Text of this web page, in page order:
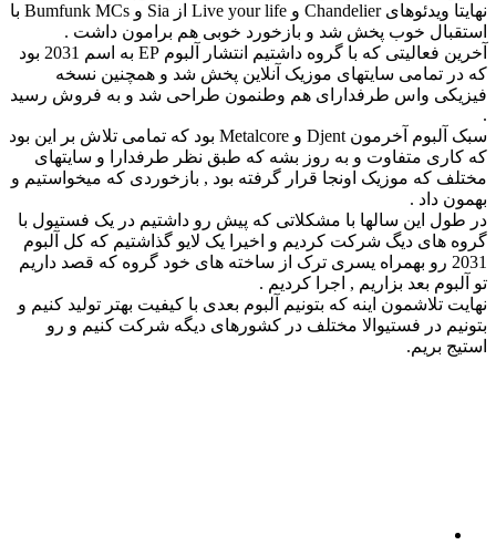
نهایتا ویدئوهای Chandelier و Live your life از Sia و Bumfunk MCs با
استقبال خوب پخش شد و بازخورد خوبی هم برامون داشت .
آخرین فعالیتی که با گروه داشتیم انتشار آلبوم EP به اسم 2031 بود
که در تمامی سایتهای موزیک آنلاین پخش شد و همچنین نسخه
فیزیکی واس طرفدارای هم وطنمون طراحی شد و به فروش رسید
.
سبک آلبوم آخرمون Djent و Metalcore بود که تمامی تلاش بر این بود
که کاری متفاوت و به روز بشه که طبق نظر طرفدارا و سایتهای
مختلف که موزیک اونجا قرار گرفته بود , بازخوردی که میخواستیم و
بهمون داد .
در طول این سالها با مشکلاتی که پیش رو داشتیم در یک فستیول با
گروه های دیگ شرکت کردیم و اخیرا یک لایو گذاشتیم که کل آلبوم
2031 رو بهمراه یسری ترک از ساخته های خود گروه که قصد داریم
تو آلبوم بعد بزاریم , اجرا کردیم .
نهایت تلاشمون اینه که بتونیم آلبوم بعدی با کیفیت بهتر تولید کنیم و
بتونیم در فستیوالا مختلف در کشورهای دیگه شرکت کنیم و رو
استیج بریم.